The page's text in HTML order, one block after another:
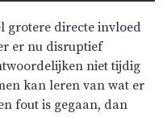
grotere directe invloed
er nu disruptief
niet tijdig
kan leren van wat er
fout is gegaan, dan